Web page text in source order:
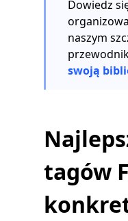
Dowiedz
naszym
swoją
tagów